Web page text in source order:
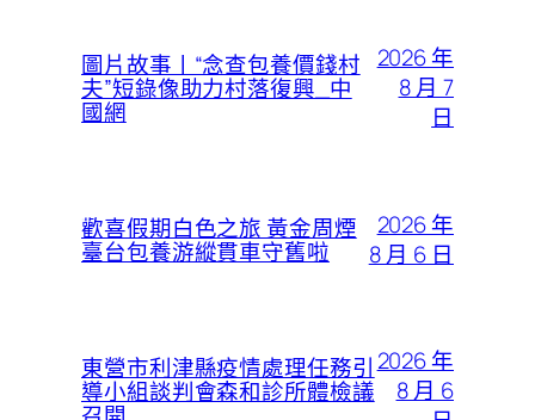
圖片故事丨“念查包養價錢村
夫”短錄像助力村落復興_中
國網
2026 年
8 月 7
日
歡喜假期白色之旅 黃金周煙
臺台包養游縱貫車守舊啦
2026 年
8 月 6 日
東營市利津縣疫情處理任務引
導小組談判會森和診所體檢議
2026 年
8 月 6